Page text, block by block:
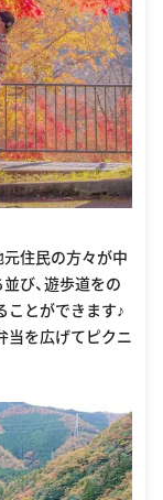
住民の方々が中
び、遊歩道をの
ことができます♪
当を広げてピクニ